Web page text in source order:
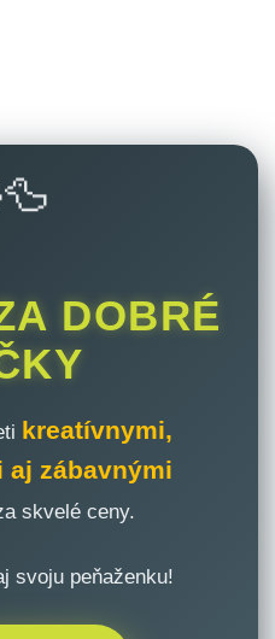
DOBRÉ
kreatívnymi,
aj zábavnými
skvelé ceny.
svoju peňaženku!